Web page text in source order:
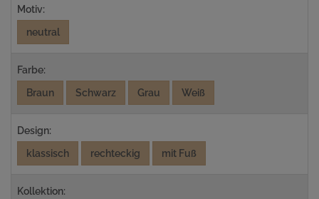
Motiv:
neutral
Farbe:
Braun
Schwarz Grau Weiß
Design:
klassisch
rechteckig mit Fuß
Kollektion: